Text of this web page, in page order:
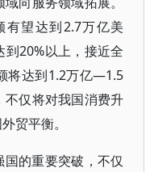
有望达到2.7万亿美
20%以上，接近全
将达到1.2万亿—1.5
仅将对我国消费升
贸平衡。
的重要突破，不仅